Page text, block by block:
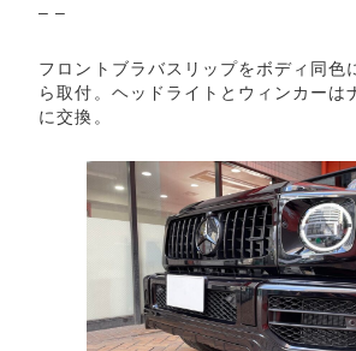
– –
フロントブラバスリップをボディ同色
ら取付。ヘッドライトとウィンカーは
に交換。